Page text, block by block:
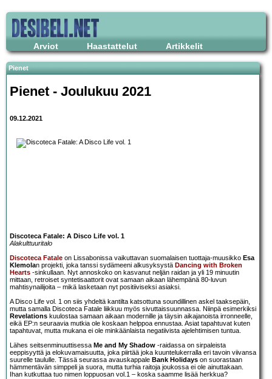
Arviot Haastattelut Artikkelit
Pienet
Pienet - Joulukuu 2021
09.12.2021
Discoteca Fatale: A Disco Life vol. 1
Alakulttuuritalo
Discoteca Fatale on Lissabonissa vaikuttavan suomalaisen tuottaja-muusikko Esa
Klemolan projekti, joka tanssi sydämeeni alkusyksystä Dancing with Broken
Hearts -sinkullaan. Nyt annoskoko on kasvanut neljän raidan ja yli 19 minuutin
mittaan, retroiset syntetisaattorit ovat samaan aikaan lähempänä 80-luvun
mahtisynailijoita – mikä lasketaan nyt positiiviseksi asiaksi.
A Disco Life vol. 1 on siis yhdeltä kantilta katsottuna soundillinen askel taaksepäin,
mutta samalla Discoteca Fatale liikkuu myös sivuttaissuunnassa. Niinpä esimerkiksi
Revelations kuulostaa samaan aikaan modernille ja täysin aikajanoista irronneelle,
eikä EP:n seuraavia mutkia ole koskaan helppoa ennustaa. Asiat tapahtuvat kuten
tapahtuvat, mutta mukana ei ole minkäänlaista negatiivista ajelehtimisen tuntua.
Lähes seitsenminuuttisessa Me and My Shadow -raidassa on sirpaleista
eeppisyyttä ja elokuvamaisuutta, joka piirtää joka kuuntelukerralla eri tavoin viivansa
suurelle taululle. Tässä seurassa avauskappale Bank Holidays on suorastaan
hämmentävän simppeli ja suora, mutta turhia raitoja joukossa ei ole ainuttakaan.
Ihan kutkuttaa tuo nimen loppuosan vol.1 – koska saamme lisää herkkua?